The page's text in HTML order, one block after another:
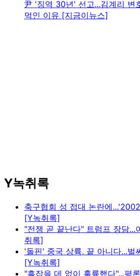
尹 '징역 30년' 선고...김계리 변
먹인 이유 [지금이뉴스]
Y녹취록
축구협회 성 접대 논란에
[Y녹취록]
"전쟁 곧 끝난다" 트럼프 장담...
취록]
'돌핀' 중국 상륙, 끝 아니다...벌
[Y녹취록]
"흠잡을 데 없이 훌륭했다"...평